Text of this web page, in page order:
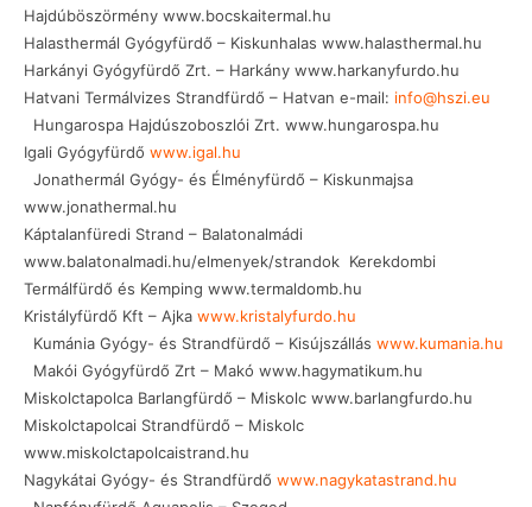
Hajdúböszörmény www.bocskaitermal.hu
Halasthermál Gyógyfürdő – Kiskunhalas www.halasthermal.hu
Harkányi Gyógyfürdő Zrt. – Harkány www.harkanyfurdo.hu
Hatvani Termálvizes Strandfürdő – Hatvan e-mail: info@hszi.eu
Hungarospa Hajdúszoboszlói Zrt. www.hungarospa.hu
Igali Gyógyfürdő www.igal.hu
Jonathermál Gyógy- és Élményfürdő – Kiskunmajsa
www.jonathermal.hu
Káptalanfüredi Strand – Balatonalmádi
www.balatonalmadi.hu/elmenyek/strandok Kerekdombi
Termálfürdő és Kemping www.termaldomb.hu
Kristályfürdő Kft – Ajka www.kristalyfurdo.hu
Kumánia Gyógy- és Strandfürdő – Kisújszállás www.kumania.hu
Makói Gyógyfürdő Zrt – Makó www.hagymatikum.hu
Miskolctapolca Barlangfürdő – Miskolc www.barlangfurdo.hu
Miskolctapolcai Strandfürdő – Miskolc
www.miskolctapolcaistrand.hu
Nagykátai Gyógy- és Strandfürdő www.nagykatastrand.hu